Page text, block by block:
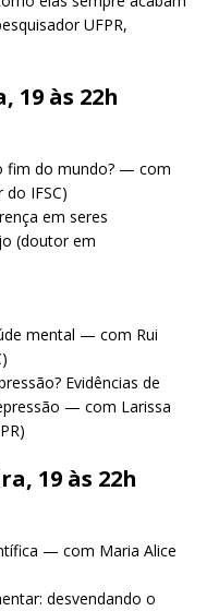
UFPR,
19 às 22h
fim do mundo? — com
IFSC)
em seres
(doutor em
mental — com Rui
Evidências de
— com Larissa
19 às 22h
— com Maria Alice
desvendando o